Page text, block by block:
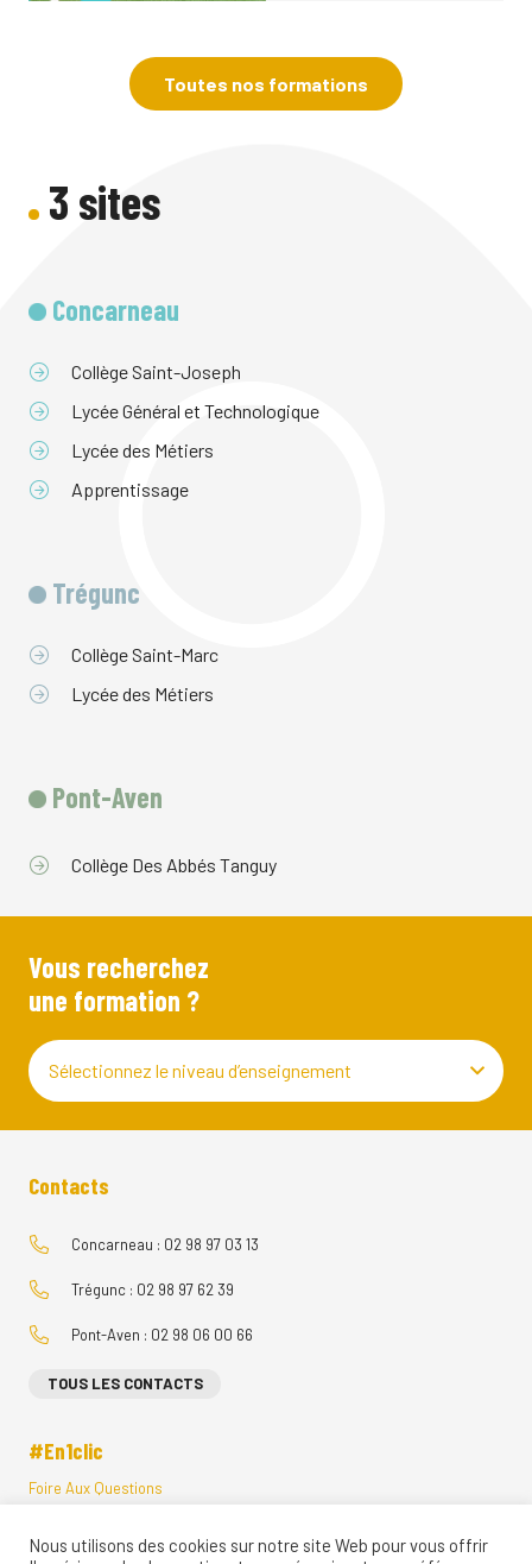
Toutes nos formations
3 sites
Concarneau
Collège Saint-Joseph
Lycée Général et Technologique
Lycée des Métiers
Apprentissage
Trégunc
Collège Saint-Marc
Lycée des Métiers
Pont-Aven
Collège Des Abbés Tanguy
Vous recherchez
une formation ?
Sélectionnez le niveau d’enseignement
Contacts
Concarneau : 02 98 97 03 13
Trégunc : 02 98 97 62 39
Pont-Aven : 02 98 06 00 66
TOUS LES CONTACTS
#En1clic
Foire Aux Questions
Visites Vituelles
Nous utilisons des cookies sur notre site Web pour vous offrir